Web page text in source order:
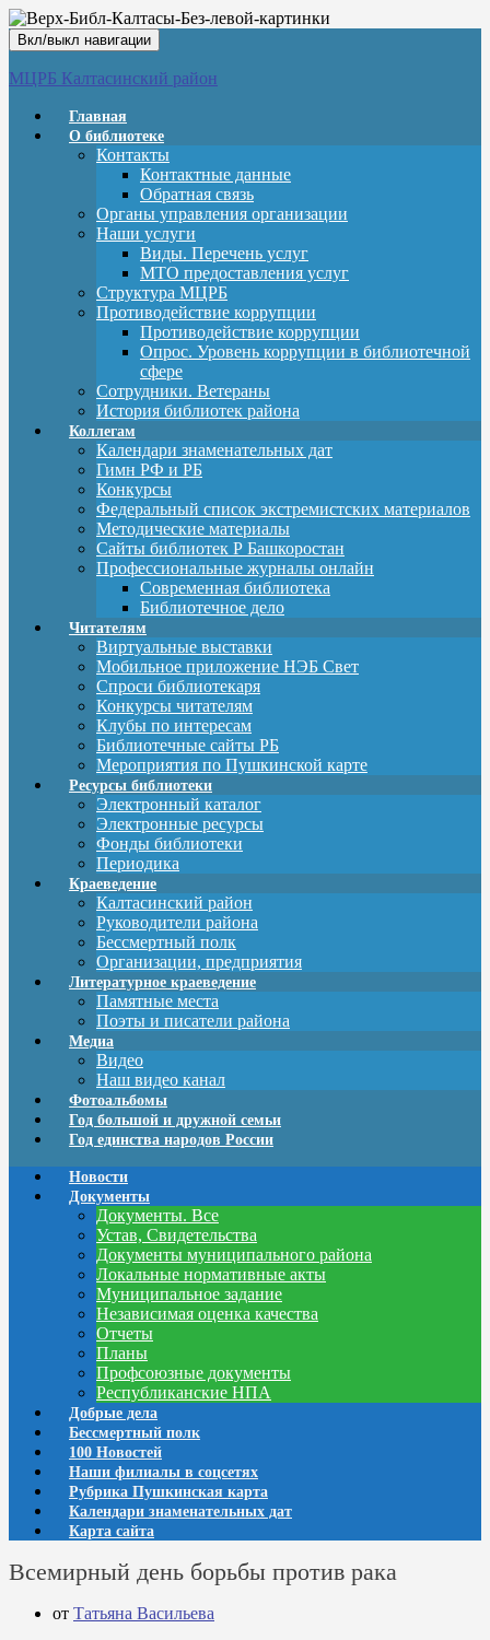
Вкл/выкл навигации
МЦРБ Калтасинский район
Главная
О библиотеке
Контакты
Контактные данные
Обратная связь
Органы управления организации
Наши услуги
Виды. Перечень услуг
МТО предоставления услуг
Структура МЦРБ
Противодействие коррупции
Противодействие коррупции
Опрос. Уровень коррупции в библиотечной
сфере
Сотрудники. Ветераны
История библиотек района
Коллегам
Календари знаменательных дат
Гимн РФ и РБ
Конкурсы
Федеральный список экстремистских материалов
Методические материалы
Сайты библиотек Р Башкоростан
Профессиональные журналы онлайн
Современная библиотека
Библиотечное дело
Читателям
Виртуальные выставки
Мобильное приложение НЭБ Свет
Спроси библиотекаря
Конкурсы читателям
Клубы по интересам
Библиотечные сайты РБ
Мероприятия по Пушкинской карте
Ресурсы библиотеки
Электронный каталог
Электронные ресурсы
Фонды библиотеки
Периодика
Краеведение
Калтасинский район
Руководители района
Бессмертный полк
Организации, предприятия
Литературное краеведение
Памятные места
Поэты и писатели района
Медиа
Видео
Наш видео канал
Фотоальбомы
Год большой и дружной семьи
Год единства народов России
Новости
Документы
Документы. Все
Устав, Свидетельства
Документы муниципального района
Локальные нормативные акты
Муниципальное задание
Независимая оценка качества
Отчеты
Планы
Профсоюзные документы
Республиканские НПА
Добрые дела
Бессмертный полк
100 Новостей
Наши филиалы в соцсетях
Рубрика Пушкинская карта
Календари знаменательных дат
Карта сайта
Всемирный день борьбы против рака
от Татьяна Васильева